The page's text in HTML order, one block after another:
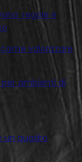
regole e
valorizzare
ambienti di
un quadro